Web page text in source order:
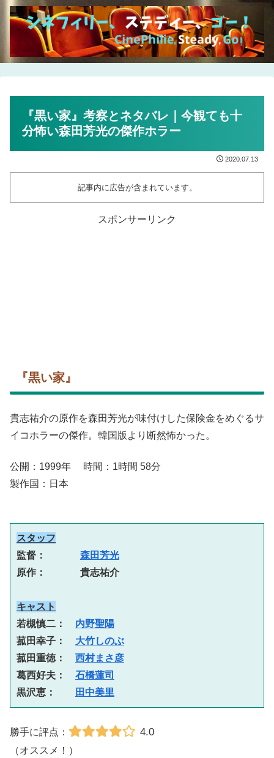
『黒い家』考察とネタバレ｜今観ても十
分怖い森田芳光の傑作ホラー
2020.07.13
記事内に広告が含まれています。
スポンサーリンク
『黒い家』
貴志祐介の原作を森田芳光が味付けした保険金をめぐるサ
イコホラーの傑作。韓国版より断然怖かった。
公開：1999年 時間：1時間 58分
製作国：日本
スタッフ
監督： 森田芳光
原作：　    貴志祐介
キャスト
若槻慎二： 内野聖陽
菰田幸子： 大竹しのぶ
菰田重徳： 西村まさ彦
葛西好夫： 石橋蓮司
黒沢恵：
田中美里
勝手に評点： 4.0
（オススメ！）